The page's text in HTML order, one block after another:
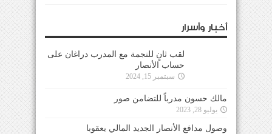
أخبار وأسرار
لقب ثانٍ للنجمة مع المدرب دراغان على
حساب الأنصار
سبتمبر 15, 2024
مالك حسون مدرباً للتضامن صور
يوليو 28, 2023
وصول مدافع الأنصار الجديد المالي يعقوبا